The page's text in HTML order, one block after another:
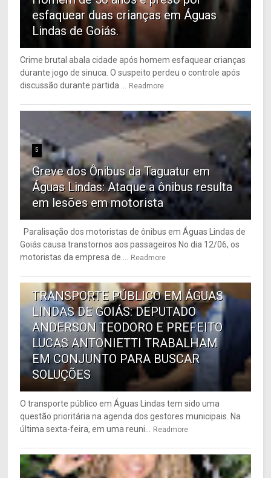
esfaquear duas crianças em Águas
Lindas de Goiás.
Crime brutal abala cidade após homem esfaquear crianças
durante jogo de sinuca. O suspeito perdeu o controle após
discussão durante partida ...
Readmore
5
Greve dos Ônibus da Taguatur em
Águas Lindas: Ataque a ônibus resulta
em lesões em motorista
Paralisação dos motoristas de ônibus em Águas Lindas de
Goiás causa transtornos aos passageiros No dia 12/06, os
motoristas da empresa de ...
Readmore
TRANSPORTE PÚBLICO EM ÁGUAS
LINDAS DE GOIÁS: DEPUTADO
ANDERSON TEODORO E PREFEITO
LUCAS ANTONIETTI TRABALHAM
EM CONJUNTO PARA BUSCAR
SOLUÇÕES
O transporte público em Águas Lindas tem sido uma
questão prioritária na agenda dos gestores municipais. Na
última sexta-feira, em uma reuni...
Readmore